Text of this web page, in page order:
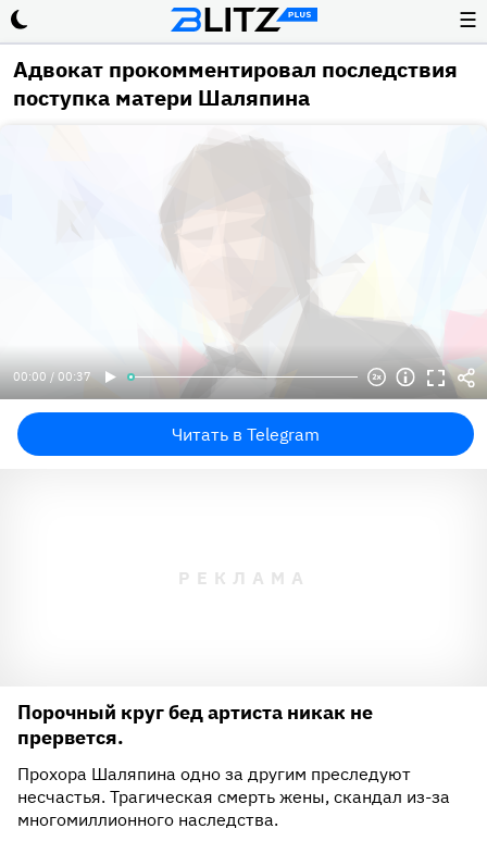
☰
Адвокат прокомментировал последствия
поступка матери Шаляпина
00:00 / 00:37
Читать в Telegram
Порочный круг бед артиста никак не
прервется.
Прохора Шаляпина одно за другим преследуют
несчастья. Трагическая смерть жены, скандал из-за
многомиллионного наследства.